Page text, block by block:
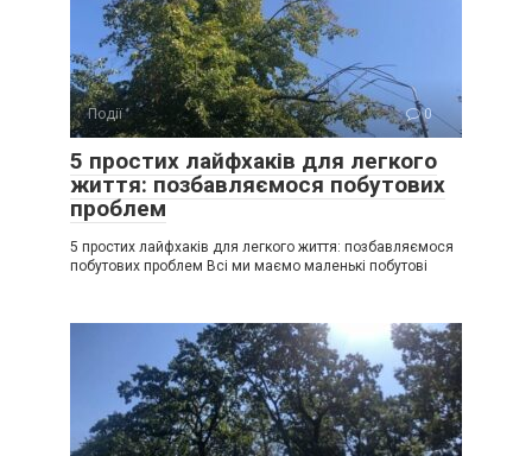
Події 0
5 простих лайфхаків для легкого
життя: позбавляємося побутових
проблем
5 простих лайфхаків для легкого життя: позбавляємося
побутових проблем Всі ми маємо маленькі побутові